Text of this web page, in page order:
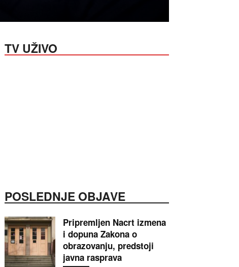
TV UŽIVO
POSLEDNJE OBJAVE
Pripremljen Nacrt izmena
i dopuna Zakona o
obrazovanju, predstoji
javna rasprava